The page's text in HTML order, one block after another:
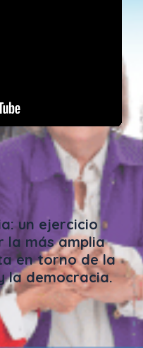
un ejercicio
la más amplia
en torno de la
la democracia.